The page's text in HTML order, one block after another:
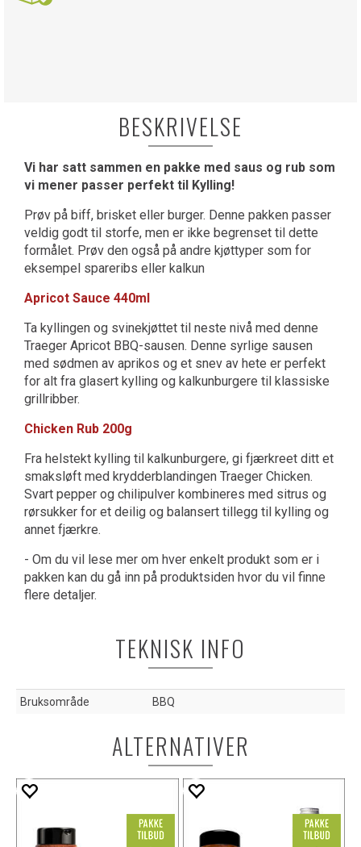
BESKRIVELSE
Vi har satt sammen en pakke med saus og rub som
vi mener passer perfekt til Kylling!
Prøv på biff, brisket eller burger. Denne pakken passer
veldig godt til storfe, men er ikke begrenset til dette
formålet. Prøv den også på andre kjøttyper som for
eksempel spareribs eller kalkun
Apricot Sauce 440ml
Ta kyllingen og svinekjøttet til neste nivå med denne
Traeger Apricot BBQ-sausen. Denne syrlige sausen
med sødmen av aprikos og et snev av hete er perfekt
for alt fra glasert kylling og kalkunburgere til klassiske
grillribber.
Chicken Rub 200g
Fra helstekt kylling til kalkunburgere, gi fjærkreet ditt et
smaksløft med krydderblandingen Traeger Chicken.
Svart pepper og chilipulver kombineres med sitrus og
rørsukker for et deilig og balansert tillegg til kylling og
annet fjærkre.
- Om du vil lese mer om hver enkelt produkt som er i
pakken kan du gå inn på produktsiden hvor du vil finne
flere detaljer.
TEKNISK INFO
Bruksområde BBQ
ALTERNATIVER